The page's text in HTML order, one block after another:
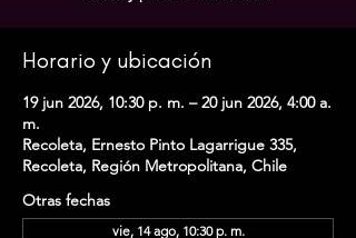
Horario y ubicación
19 jun 2026, 10:30 p. m. – 20 jun 2026, 4:00 a.
m.
Recoleta, Ernesto Pinto Lagarrigue 335,
Recoleta, Región Metropolitana, Chile
Otras fechas
vie, 14 ago, 10:30 p. m.